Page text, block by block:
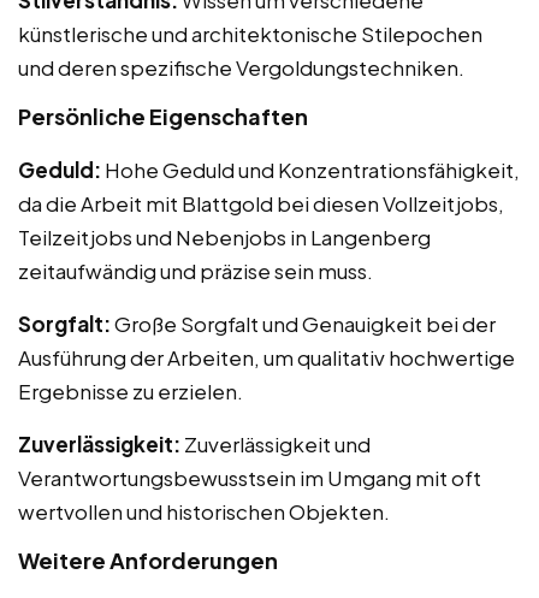
künstlerische und architektonische Stilepochen
und deren spezifische Vergoldungstechniken.
Persönliche Eigenschaften
Geduld: Hohe Geduld und Konzentrationsfähigkeit,
da die Arbeit mit Blattgold bei diesen Vollzeitjobs,
Teilzeitjobs und Nebenjobs in Langenberg
zeitaufwändig und präzise sein muss.
Sorgfalt:Große Sorgfalt und Genauigkeit bei der
Ausführung der Arbeiten, um qualitativ hochwertige
Ergebnisse zu erzielen.
Zuverlässigkeit: Zuverlässigkeit und
Verantwortungsbewusstsein im Umgang mit oft
wertvollen und historischen Objekten.
Weitere Anforderungen